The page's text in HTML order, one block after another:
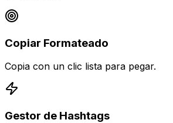
Copiar Formateado
Copia con un clic lista para pegar.
Gestor de Hashtags